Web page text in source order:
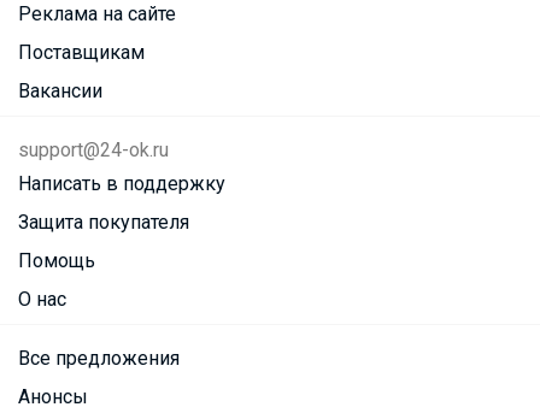
Реклама на сайте
Поставщикам
Вакансии
support@24-ok.ru
Написать в поддержку
Защита покупателя
Помощь
О нас
Все предложения
Анонсы